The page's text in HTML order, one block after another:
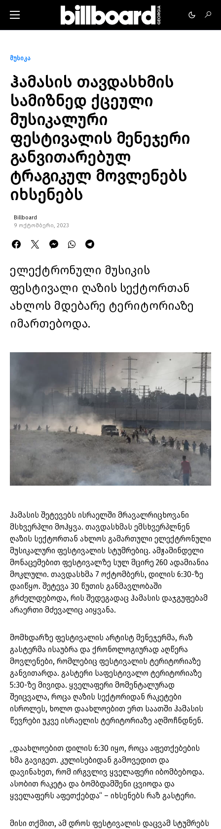
მუსიკა
ჰამასის თავდასხმის
სამიზნედ ქცეული
მუსიკალური
ფესტივალის მენეჯერი
განვითარებულ
ტრაგიკულ მოვლენებს
იხსენებს
Billboard
9 ოქტომბერი, 2023
ელექტრონული მუსიკის
ფესტივალი ღაზის სექტორთან
ახლოს მდებარე ტერიტორიაზე
იმართებოდა.
ჰამასის შეტევებს ისრაელში მრავალრიცხოვანი
მსხვერპლი მოჰყვა. თავდასხმას ემსხვერპლნენ
ღაზის სექტორთან ახლოს გამართული ელექტრონული
მუსიკალური ფესტივალის სტუმრებიც. ამჟამინდელი
მონაცემებით ფესტივალზე სულ მცირე 260 ადამიანია
მოკლული. თავდასხმა 7 ოქტომბერს, დილის 6:30-ზე
დაიწყო. შეტევა 30 წუთის განმავლობაში
გრძელდებოდა, რის შედეგადაც ჰამასის დაჯგუფებამ
არაერთი მძევალიც აიყვანა.
მომხდარზე ფესტივალის არტისტ მენეჯერმა, რაზ
გასტერმა ისაუბრა და ქრონოლოგიურად აღწერა
მოვლენები, რომლებიც ფესტივალის ტერიტორიაზე
განვითარდა. გასტერი საფესტივალო ტერიტორიაზე
5:30-ზე მივიდა. ყველაფერი მომენტალურად
შეიცვალა, როცა ღაზის სექტორიდან რაკეტები
ისროლეს, ხოლო დაახლოებით ერთ საათში ჰამასის
წევრები უკვე ისრაელის ტერიტორიაზე აღმოჩნდნენ.
„დაახლოებით დილის 6:30 იყო, როცა აფეთქებების
ხმა გავიგეთ. კულისებიდან გამოვედით და
დავინახეთ, რომ ირგვლივ ყველაფერი იბომბებოდა.
ასობით რაკეტა და ბომბდამშენი ცვიოდა და
ყველაფერს აფეთქებდა“ – იხსენებს რაზ გასტერი.
მისი თქმით, ამ დროს ფესტივალის დაცვამ სტუმრებს